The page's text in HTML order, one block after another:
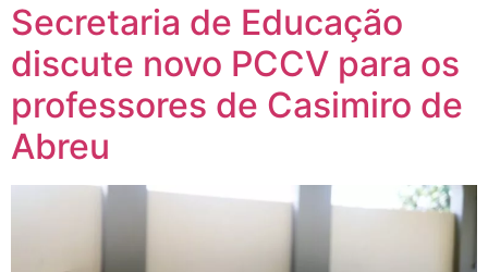
Secretaria de Educação
discute novo PCCV para os
professores de Casimiro de
Abreu